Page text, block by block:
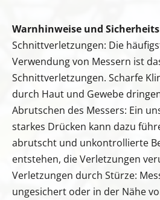
Warnhinweise und
Schnittverletzungen: Die
Verwendung von Messern ist
Schnittverletzungen. Scharfe
durch Haut und Gewebe
Abrutschen des Messers: Ein
starkes Drücken kann dazu
abrutscht und unkontrollierte
entstehen, die Verletzungen
Verletzungen durch Stürze:
ungesichert oder in der Nähe